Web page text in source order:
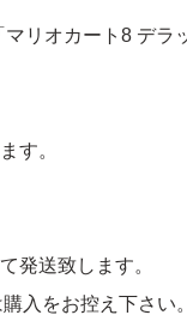
リオカート8 デラ
す。
発送致します。
入をお控え下さい。